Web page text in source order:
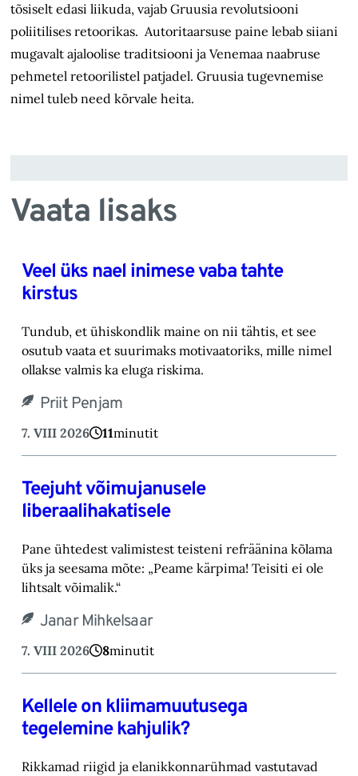
tõsiselt edasi liikuda, vajab Gruusia revolutsiooni
poliitilises retoorikas. Autoritaarsuse paine lebab siiani
mugavalt ajaloolise traditsiooni ja Venemaa naabruse
pehmetel retoorilistel patjadel. Gruusia tugevnemise
nimel tuleb need kõrvale heita.
Vaata lisaks
Veel üks nael inimese vaba tahte
kirstus
Tundub, et ühiskondlik maine on nii tähtis, et see
osutub vaata et suurimaks motivaatoriks, ‎mille nimel
ollakse valmis ka eluga riskima.‎
Priit Penjam
7. VIII 2026 11minutit
Teejuht võimujanusele
liberaalihakatisele
Pane ühtedest valimistest teisteni refräänina kõlama
üks ja seesama mõte: „Peame kärpima! ‎Teisiti ei ole
lihtsalt võimalik.“‎
Janar Mihkelsaar
7. VIII 2026 8minutit
Kellele on kliimamuutusega
tegelemine kahjulik?
Rikkamad riigid ja elanikkonnarühmad vastutavad